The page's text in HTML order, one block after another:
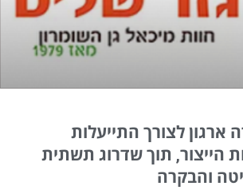
ארגון לצורך התייעלות
הייצור, תוך שדרוג תשתית
והבקרה